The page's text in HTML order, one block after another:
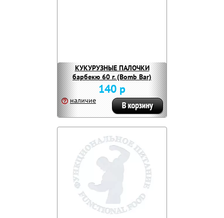
КУКУРУЗНЫЕ ПАЛОЧКИ
барбекю 60 г. (Bomb Bar)
140 р
наличие